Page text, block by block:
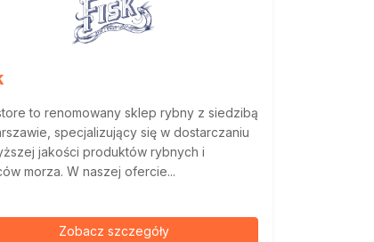
to renomowany sklep rybny z siedzibą
specjalizujący się w dostarczaniu
jakości produktów rybnych i
morza. W naszej ofercie...
Zobacz szczegóły